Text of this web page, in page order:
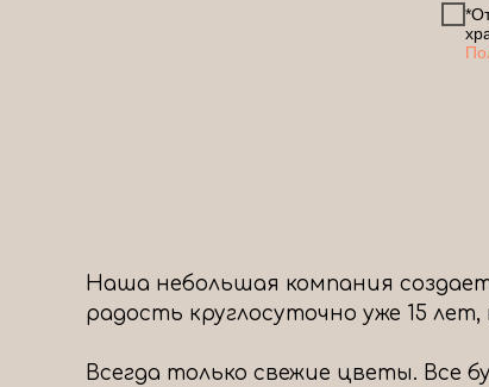
Наша небольшая компания
радость круглосуточно уже 15
Всегда только свежие цветы. Все